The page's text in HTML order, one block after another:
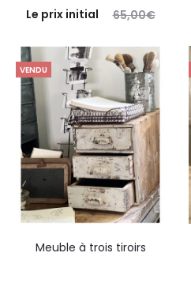
65,00€
Le prix initial
prix actuel est : 50,00€.
Retirer en boutique
VENDU
Meuble à trois tiroirs